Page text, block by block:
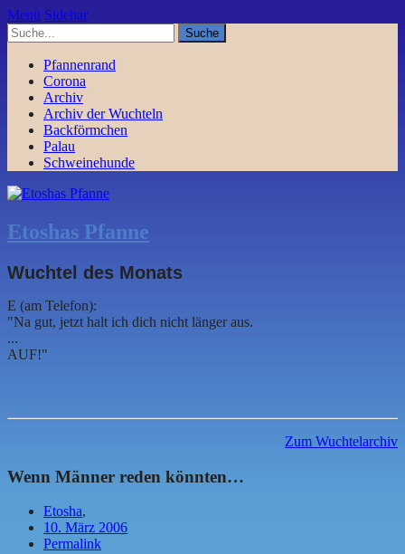
Menü Sidebar
Pfannenrand
Corona
Archiv
Archiv der Wuchteln
Backförmchen
Palau
Schweinehunde
Etoshas Pfanne
Wuchtel des Monats
E (am Telefon):
"Na gut, jetzt halt ich dich nicht länger aus.
...
AUF!"
Zum Wuchtelarchiv
Wenn Männer reden könnten…
Etosha,
10. März 2006
Permalink